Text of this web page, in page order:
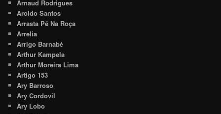
Arnaud Rodrigues
Aroldo Santos
Arrasta Pé Na Roça
Arrelia
Arrigo Barnabé
Arthur Kampela
Arthur Moreira Lima
Artigo 153
Ary Barroso
Ary Cordovil
Ary Lobo